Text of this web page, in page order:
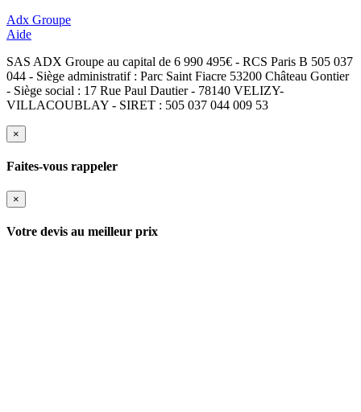
Adx Groupe
Aide
SAS ADX Groupe au capital de 6 990 495€ - RCS Paris B 505 037
044 - Siège administratif : Parc Saint Fiacre 53200 Château Gontier
- Siège social : 17 Rue Paul Dautier - 78140 VELIZY-
VILLACOUBLAY - SIRET : 505 037 044 009 53
×
Faites-vous rappeler
×
Votre devis au meilleur prix